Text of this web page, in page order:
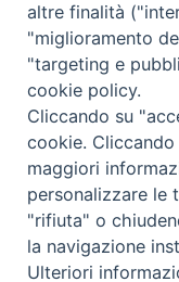
Via
Copyright
altre finalità
"miglioramento
"targeting e
cookie policy.
Cliccando su
cookie.
maggiori
personalizzare le
"rifiuta" o
la navigazione
Ulteriori